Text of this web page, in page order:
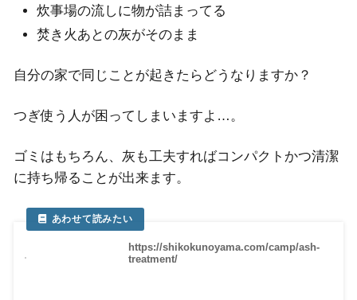
炊事場の流しに物が詰まってる
焚き火あとの灰がそのまま
自分の家で同じことが起きたらどうなりますか？
つぎ使う人が困ってしまいますよ…。
ゴミはもちろん、灰も工夫すればコンパクトかつ清潔
に持ち帰ることが出来ます。
https://shikokunoyama.com/camp/ash-
treatment/